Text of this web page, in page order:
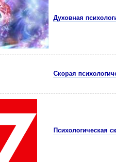
Духовная
Скорая
Психологическая